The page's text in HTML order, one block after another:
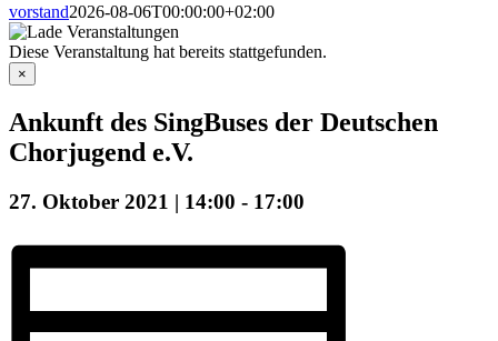
vorstand2026-08-06T00:00:00+02:00
Diese Veranstaltung hat bereits stattgefunden.
×
Ankunft des SingBuses der Deutschen
Chorjugend e.V.
27. Oktober 2021 | 14:00 - 17:00